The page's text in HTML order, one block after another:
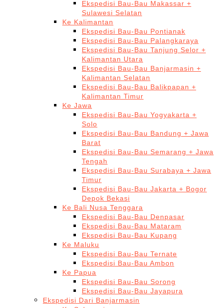
Ekspedisi Bau-Bau Makassar +
Sulawesi Selatan
Ke Kalimantan
Ekspedisi Bau-Bau Pontianak
Ekspedisi Bau-Bau Palangkaraya
Ekspedisi Bau-Bau Tanjung Selor +
Kalimantan Utara
Ekspedisi Bau-Bau Banjarmasin +
Kalimantan Selatan
Ekspedisi Bau-Bau Balikpapan +
Kalimantan Timur
Ke Jawa
Ekspedisi Bau-Bau Yogyakarta +
Solo
Ekspedisi Bau-Bau Bandung + Jawa
Barat
Ekspedisi Bau-Bau Semarang + Jawa
Tengah
Ekspedisi Bau-Bau Surabaya + Jawa
Timur
Ekspedisi Bau-Bau Jakarta + Bogor
Depok Bekasi
Ke Bali Nusa Tenggara
Ekspedisi Bau-Bau Denpasar
Ekspedisi Bau-Bau Mataram
Ekspedisi Bau-Bau Kupang
Ke Maluku
Ekspedisi Bau-Bau Ternate
Ekspedisi Bau-Bau Ambon
Ke Papua
Ekspedisi Bau-Bau Sorong
Ekspedisi Bau-Bau Jayapura
Ekspedisi Dari Banjarmasin